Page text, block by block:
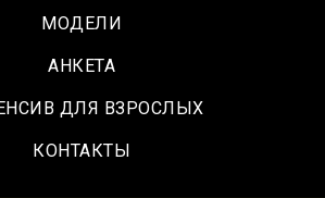
МОДЕЛИ
АНКЕТА
ДЛЯ ВЗРОСЛЫХ
КОНТАКТЫ